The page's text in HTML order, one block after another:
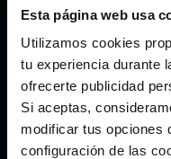
Esta página web usa
Utilizamos cookies
tu experiencia durante
ofrecerte publicidad
Si aceptas,
modificar tus opciones
configuración de las
Málaga
Valencia